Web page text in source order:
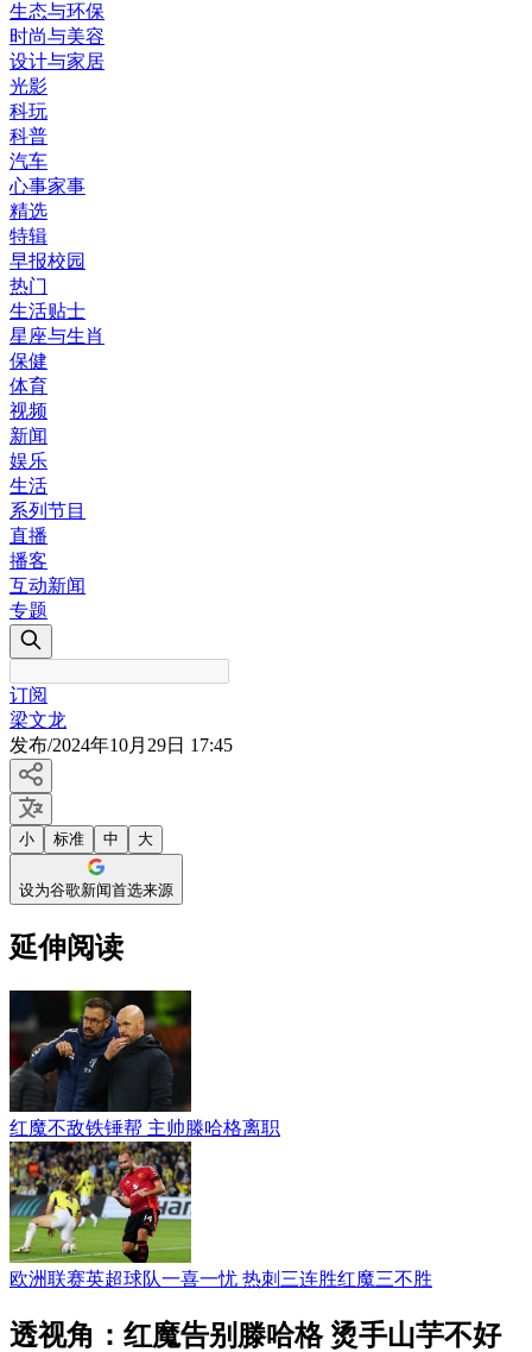
生态与环保
时尚与美容
设计与家居
光影
科玩
科普
汽车
心事家事
精选
特辑
早报校园
热门
生活贴士
星座与生肖
保健
体育
视频
新闻
娱乐
生活
系列节目
直播
播客
互动新闻
专题
订阅
梁文龙
发布/2024年10月29日 17:45
小 标准 中 大
设为谷歌新闻首选来源
延伸阅读
红魔不敌铁锤帮 主帅滕哈格离职
欧洲联赛英超球队一喜一忧 热刺三连胜红魔三不胜
透视角：红魔告别滕哈格 烫手山芋不好